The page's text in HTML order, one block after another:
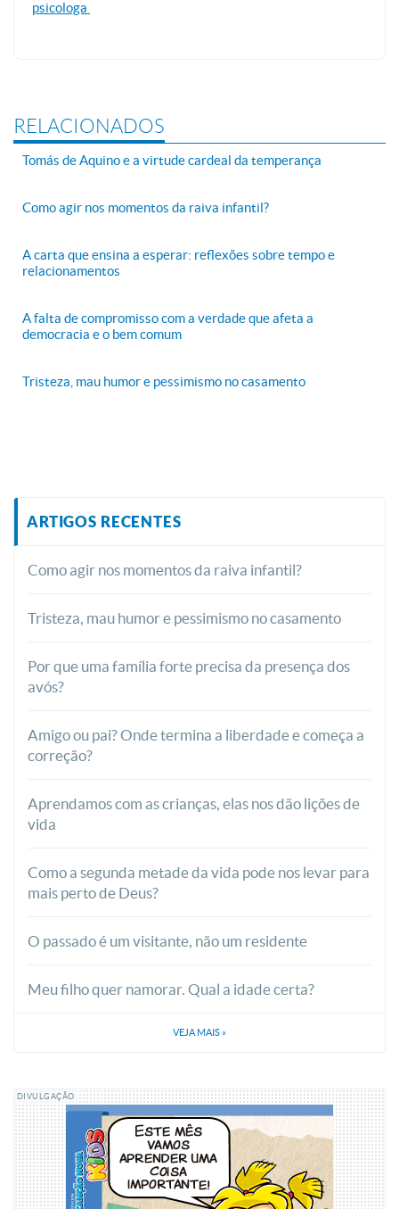
psicologa
RELACIONADOS
Tomás de Aquino e a virtude cardeal da temperança
Como agir nos momentos da raiva infantil?
A carta que ensina a esperar: reflexões sobre tempo e
relacionamentos
A falta de compromisso com a verdade que afeta a
democracia e o bem comum
Tristeza, mau humor e pessimismo no casamento
ARTIGOS RECENTES
Como agir nos momentos da raiva infantil?
Tristeza, mau humor e pessimismo no casamento
Por que uma família forte precisa da presença dos
avós?
Amigo ou pai? Onde termina a liberdade e começa a
correção?
Aprendamos com as crianças, elas nos dão lições de
vida
Como a segunda metade da vida pode nos levar para
mais perto de Deus?
O passado é um visitante, não um residente
Meu filho quer namorar. Qual a idade certa?
VEJA MAIS »
DIVULGAÇÃO